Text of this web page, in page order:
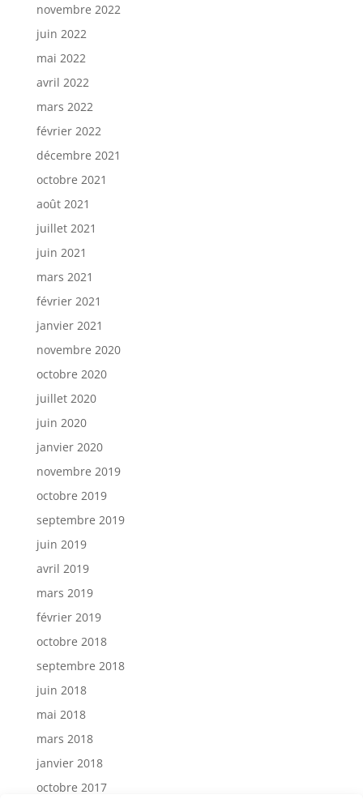
novembre 2022
juin 2022
mai 2022
avril 2022
mars 2022
février 2022
décembre 2021
octobre 2021
août 2021
juillet 2021
juin 2021
mars 2021
février 2021
janvier 2021
novembre 2020
octobre 2020
juillet 2020
juin 2020
janvier 2020
novembre 2019
octobre 2019
septembre 2019
juin 2019
avril 2019
mars 2019
février 2019
octobre 2018
septembre 2018
juin 2018
mai 2018
mars 2018
janvier 2018
octobre 2017